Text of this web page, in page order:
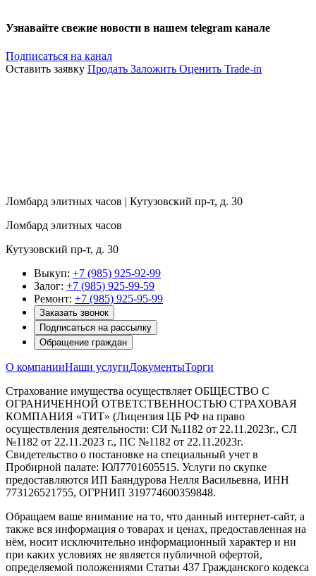
Узнавайте свежие новости в нашем telegram канале
Подписаться на канал
Оставить заявку Продать Заложить Оценить Trade-in
Ломбард элитных часов | Кутузовский пр-т, д. 30
Ломбард элитных часов
Кутузовский пр-т, д. 30
Выкуп: +7 (985) 925-92-99
Залог: +7 (985) 925-99-59
Ремонт: +7 (985) 925-95-99
Заказать звонок
Подписаться на рассылку
Обращение граждан
О компанииНаши услугиДокументыТорги
Страхование имущества осуществляет ОБЩЕСТВО С
ОГРАНИЧЕННОЙ ОТВЕТСТВЕННОСТЬЮ СТРАХОВАЯ
КОМПАНИЯ «ТИТ» (Лицензия ЦБ РФ на право
осуществления деятельности: СИ №1182 от 22.11.2023г., СЛ
№1182 от 22.11.2023 г., ПС №1182 от 22.11.2023г.
Свидетельство о постановке на специальный учет в
Пробирной палате: ЮЛ7701605515. Услуги по скупке
предоставляются ИП Баяндурова Нелля Васильевна, ИНН
773126521755, ОГРНИП 319774600359848.
Обращаем ваше внимание на то, что данный интернет-сайт, а
также вся информация о товарах и ценах, предоставленная на
нём, носит исключительно информационный характер и ни
при каких условиях не является публичной офертой,
определяемой положениями Статьи 437 Гражданского кодекса